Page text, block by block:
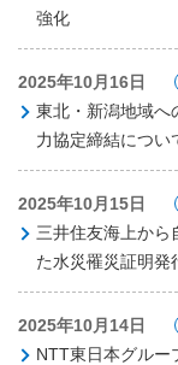
強化
2025年10月16日
東北・新潟地域へ
力協定締結につい
2025年10月15日
三井住友海上から
た水災罹災証明発
2025年10月14日
NTT東日本グルー